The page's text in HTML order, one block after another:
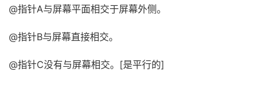
@指针A与屏幕平面相交于屏幕外侧。
@指针B与屏幕直接相交。
@指针C没有与屏幕相交。[是平行的]